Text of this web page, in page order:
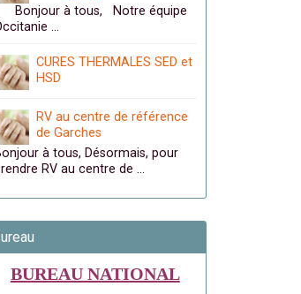
Bonjour à tous, Notre équipe
…
CURES THERMALES SED et
HSD
RV au centre de référence
de Garches
à tous, Désormais, pour
RV au centre de …
BUREAU NATIONAL